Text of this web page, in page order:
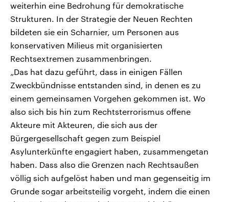
weiterhin eine Bedrohung für demokratische
Strukturen. In der Strategie der Neuen Rechten
bildeten sie ein Scharnier, um Personen aus
konservativen Milieus mit organisierten
Rechtsextremen zusammenbringen.
„Das hat dazu geführt, dass in einigen Fällen
Zweckbündnisse entstanden sind, in denen es zu
einem gemeinsamen Vorgehen gekommen ist. Wo
also sich bis hin zum Rechtsterrorismus offene
Akteure mit Akteuren, die sich aus der
Bürgergesellschaft gegen zum Beispiel
Asylunterkünfte engagiert haben, zusammengetan
haben. Dass also die Grenzen nach Rechtsaußen
völlig sich aufgelöst haben und man gegenseitig im
Grunde sogar arbeitsteilig vorgeht, indem die einen